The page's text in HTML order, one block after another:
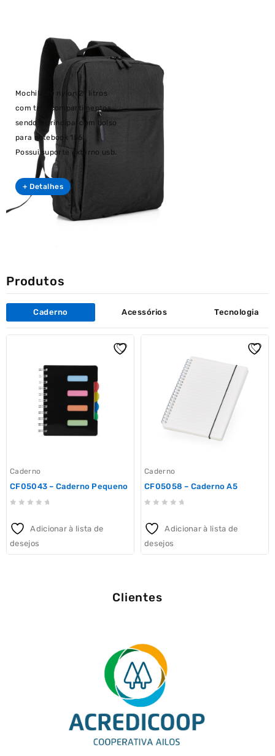
+ Detalhes
Mochila de nylon 21 litros
com três compartimentos,
sendo o principal com bolso
para notebook 156.
Possui suporte externo usb.
Produtos
Caderno Acessórios Tecnologia
Caderno
CF05043 – Caderno Pequeno
out
Adicionar à lista de
desejos
Caderno
CF05058 – Caderno A5
out
Adicionar à lista de
desejos
Clientes